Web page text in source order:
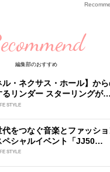
編集部のおすすめ
ル・ネクサス・ホール】か
るリンダー スターリングが…
STYLE
代をつなぐ音楽とファッシ
ペシャルイベント「JJ50…
STYLE